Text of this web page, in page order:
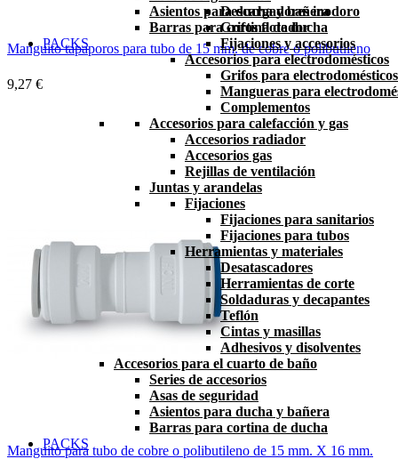
Descargadores inodoro
Grifos flotador
Fijaciones y accesorios
Accesorios para electrodomésticos
Grifos para electrodomésticos
Mangueras para
Complementos
Accesorios para calefacción y gas
Accesorios radiador
Accesorios gas
Rejillas de ventilación
Juntas y arandelas
Fijaciones
Fijaciones para sanitarios
Fijaciones para tubos
Herramientas y materiales
Desatascadores
Herramientas de corte
Soldaduras y decapantes
Teflón
Cintas y masillas
Adhesivos y disolventes
Accesorios para el cuarto de baño
Series de accesorios
Asas de seguridad
Asientos para ducha y bañera
Barras para cortina de ducha
PACKS
Asientos para ducha y bañera
Barras para cortina de ducha
PACKS
Manguito tapaporos para tubo de 15 mm. de cobre o polibutileno
9,27 €
Manguito para tubo de cobre o polibutileno de 15 mm. X 16 mm.